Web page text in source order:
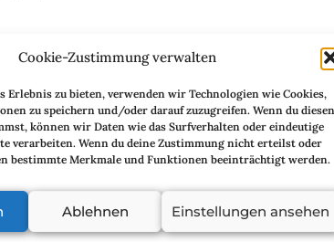
Cookie-Zustimmung verwalten
Erlebnis zu bieten, verwenden wir Technologien wie Cookies,
zu speichern und/oder darauf zuzugreifen. Wenn du diesen
können wir Daten wie das Surfverhalten oder eindeutige
verarbeiten. Wenn du deine Zustimmung nicht erteilst oder
bestimmte Merkmale und Funktionen beeinträchtigt werden.
Ablehnen Einstellungen ansehen
ein voller Erfolg.
Wildschwein hergemacht. Der Vorstand ist
Salate.
hat und für den Koch besorgt hat, der es